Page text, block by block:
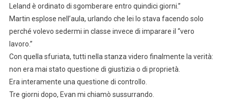
Leland è ordinato di sgomberare entro quindici giorni.”
Martin esplose nell’aula, urlando che lei lo stava facendo solo
perché volevo sedermi in classe invece di imparare il “vero
lavoro.”
Con quella sfuriata, tutti nella stanza videro finalmente la verità:
non era mai stato questione di giustizia o di proprietà.
Era interamente una questione di controllo.
Tre giorni dopo, Evan mi chiamò sussurrando.